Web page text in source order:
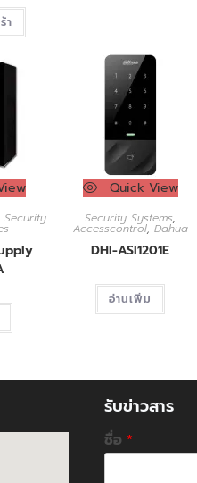
า
Security
Quick View
Security Systems,
Accesscontrol, Dahua
DHI-ASI1201E
อ่านเพิ่ม
รับข่าวสาร
ชื่อ *